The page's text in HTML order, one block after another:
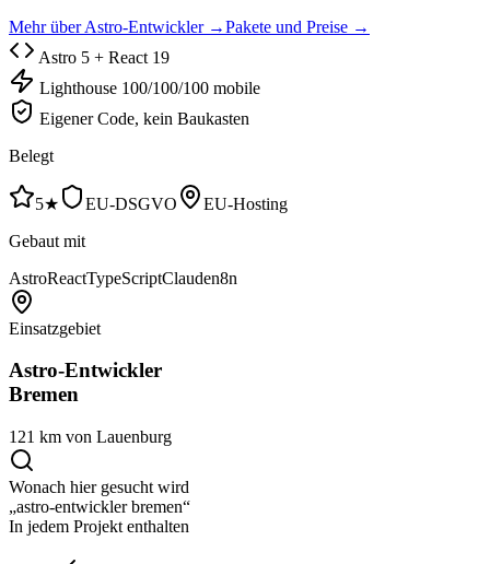
Mehr über Astro-Entwickler →Pakete und Preise →
Astro 5 + React 19
Lighthouse 100/100/100 mobile
Eigener Code, kein Baukasten
Belegt
5★ EU-DSGVO
EU-Hosting
Gebaut mit
AstroReactTypeScriptClauden8n
Einsatzgebiet
Astro-Entwickler
Bremen
121 km von Lauenburg
Wonach hier gesucht wird
„astro-entwickler bremen“
In jedem Projekt enthalten